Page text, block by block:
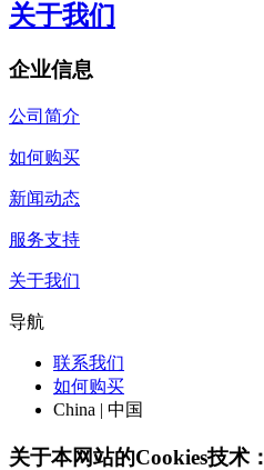
关于我们
企业信息
公司简介
如何购买
新闻动态
服务支持
关于我们
导航
联系我们
如何购买
China | 中国
关于本网站的Cookies技术：